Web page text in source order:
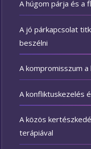
A húgom párja és a
A jó párkapcsolat
beszélni
A kompromisszum
A konfliktuskezelés
A közös
terápiával